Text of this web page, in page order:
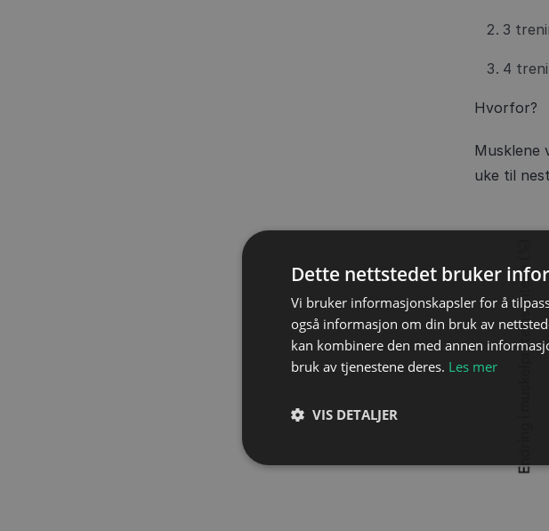
3
4
Hvorfor?
Musklene
uke til
Dette nettstedet bruker
Vi bruker informasjonskapsler for å
også informasjon om din bruk av
kan kombinere den med annen
bruk av tjenestene deres. Les mer
VIS DETALJER